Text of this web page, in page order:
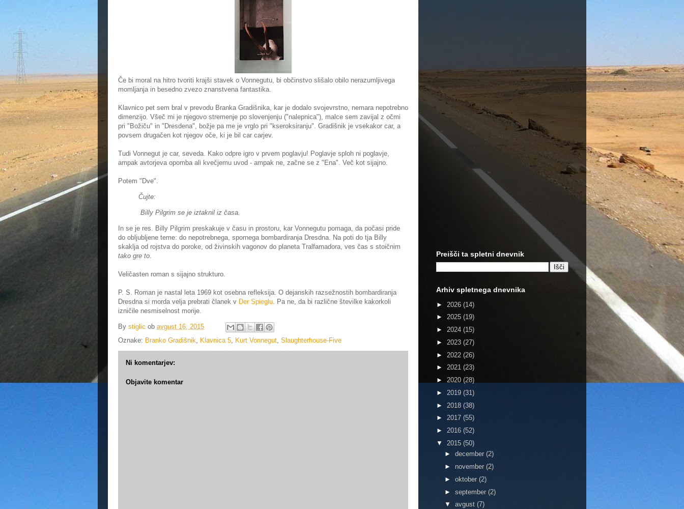
Če bi moral na hitro tvoriti krajši stavek o Vonnegutu, bi občinstvo slišalo obilo nerazumljivega
momljanja in besedno zvezo znanstvena fantastika.
Klavnico pet sem bral v prevodu Branka Gradišnika, kar je dodalo svojevrstno, nemara nepotrebno
dimenzijo. Všeč mi je njegovo stremenje po slovenjenju ("nalepnica"), malce sem zavijal z očmi
pri "Božiču" in "Dresdena", božje pa me je vrglo pri "kseroksiranju". Gradišnik je vsekakor car, a
povsem drugačen kot njegov oče, ki je bil car carjev.
Tudi Vonnegut je car, seveda. Kako odpre igro v prvem poglavju! Poglavje sploh ni poglavje,
ampak avtorjeva opomba ali kvečjemu uvod - ampak ne, začne se z "Ena". Več kot sijajno.
Potem "Dve".
Čujte:
Billy Pilgrim se je iztaknil iz časa.
In se je res. Billy Pilgrim preskakuje v času in prostoru, kar Vonnegutu pomaga, da počasi pride
do obljubljene teme: do nepotrebnega, spornega bombardiranja Dresdna. Na poti do tja Billy
skaklja od rojstva do poroke, od živinskih vagonov do planeta Tralfamadora, ves čas s stoičnim
tako gre to.
Veličasten roman s sijajno strukturo.
P. S. Roman je nastal leta 1969 kot osebna refleksija. O dejanskih razsežnostih bombardiranja
Dresdna si morda velja prebrati članek v Der Spieglu. Pa ne, da bi različne številke kakorkoli
izničile nesmiselnost morije.
By stiglic ob avgust 16, 2015
Oznake: Branko Gradišnik, Klavnica 5, Kurt Vonnegut, Slaughterhouse-Five
Ni komentarjev:
Objavite komentar
Preišči ta spletni dnevnik
Arhiv spletnega dnevnika
► 2026 (14)
► 2025 (19)
► 2024 (15)
► 2023 (27)
► 2022 (26)
► 2021 (23)
► 2020 (28)
► 2019 (31)
► 2018 (38)
► 2017 (55)
► 2016 (52)
▼ 2015 (50)
► december (2)
► november (2)
► oktober (2)
► september (2)
▼ avgust (7)